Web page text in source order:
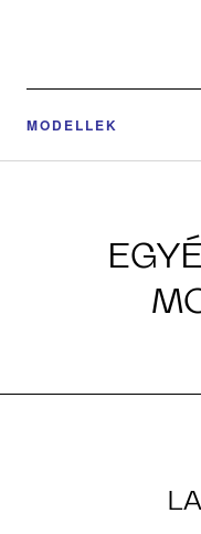
MODELLEK